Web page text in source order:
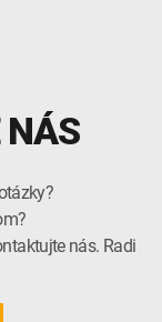
nás. Radi